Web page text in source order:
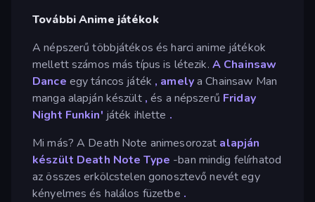
További Anime játékok
A népszerű többjátékos és harci anime játékok
mellett számos más típus is létezik. A Chainsaw
Dance egy táncos játék , amelya Chainsaw Man
manga alapján készült , és a népszerű Friday
Night Funkin' játék ihlette .
Mi más? A Death Note animesorozat alapján
készült Death Note Type -ban mindig felírhatod
az összes erkölcstelen gonosztevő nevét egy
kényelmes és halálos füzetbe .